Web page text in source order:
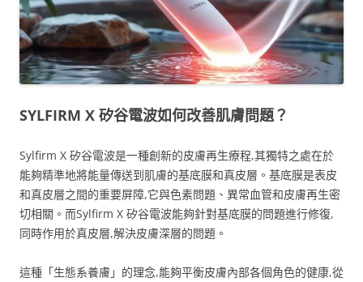
SYLFIRM X 矽谷電波如何改善肌膚問題？
Sylfirm X 矽谷電波是一種創新的皮膚再生療程,其獨特之處在於
能夠精準地將能量傳送到肌膚的基底膜和真皮層。基底膜是表皮
和真皮層之間的重要屏障,它與色素問題、異常血管和皮膚再生密
切相關。而Sylfirm X 矽谷電波能夠針對基底膜的問題進行修復,
同時作用於真皮層,解決皮膚深層的問題。
這種「生態系養膚」的理念,能夠平衡皮膚內部各個角色的健康,從